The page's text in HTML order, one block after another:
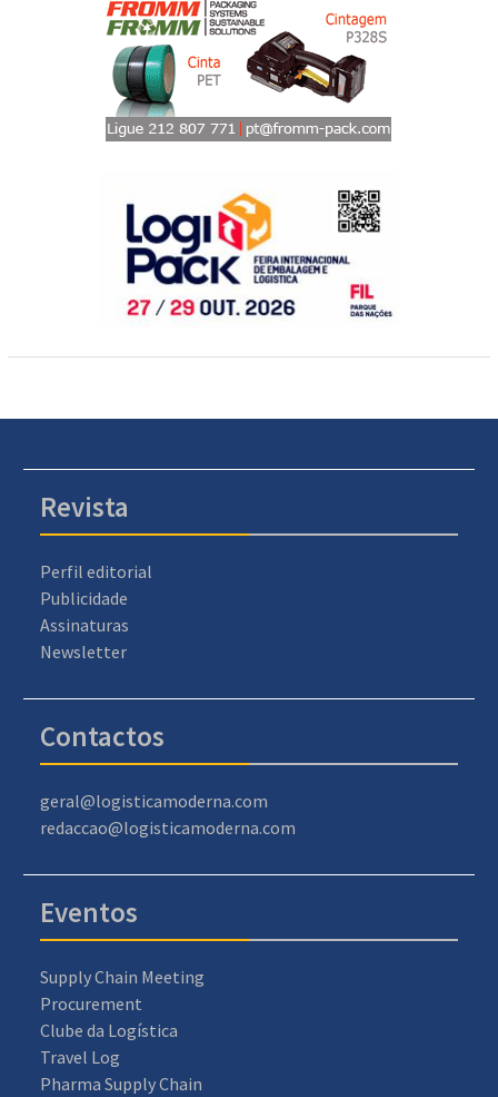
Revista
Perfil editorial
Publicidade
Assinaturas
Newsletter
Contactos
geral@logisticamoderna.com
redaccao@logisticamoderna.com
Eventos
Supply Chain Meeting
Procurement
Clube da Logística
Travel Log
Pharma Supply Chain